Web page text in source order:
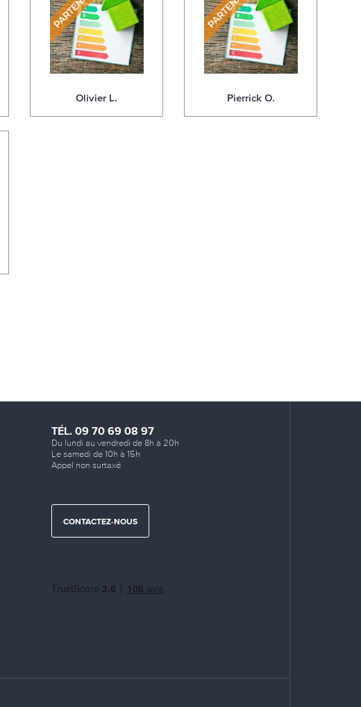
Olivier L. Pierrick O.
TÉL. 09 70 69 08 97
Du lundi au vendredi de 8h à 20h
Le samedi de 10h à 15h
Appel non surtaxé
CONTACTEZ-NOUS